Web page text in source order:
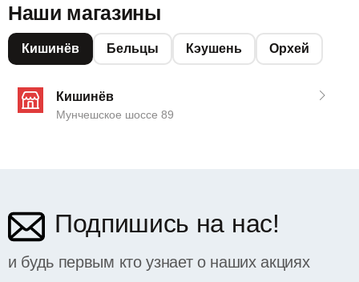
Наши магазины
Кишинёв Бельцы Кэушень Орхей
Кишинёв
Мунчешское шоссе 89
Подпишись на нас!
и будь первым кто узнает о наших акциях